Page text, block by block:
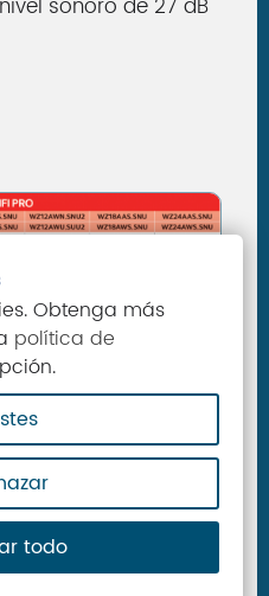
Obtenga más
política de
todo